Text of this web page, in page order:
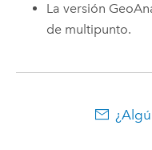
La versión
de multipunto.